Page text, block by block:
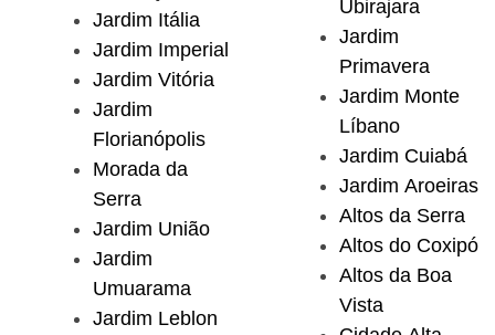
Jardim Itália
Jardim Imperial
Jardim Vitória
Jardim
Florianópolis
Morada da
Serra
Jardim União
Jardim
Umuarama
Jardim Leblon
Ubirajara
Jardim
Primavera
Jardim Monte
Líbano
Jardim Cuiabá
Jardim Aroeiras
Altos da Serra
Altos do Coxipó
Altos da Boa
Vista